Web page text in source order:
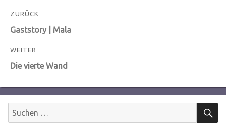
Beitragsnavigation
ZURÜCK
Vorheriger
Gaststory | Mala
WEITER
Nächster
Die vierte Wand
Suchen
nach: